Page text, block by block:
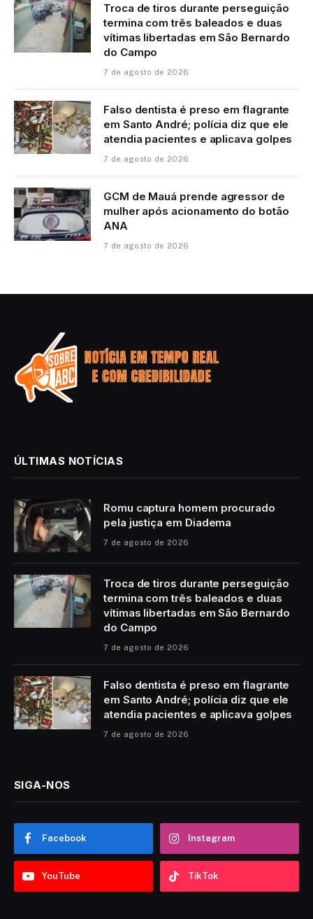
Troca de tiros durante perseguição
termina com três baleados e duas
vítimas libertadas em São Bernardo
do Campo
7 de agosto de 2026
Falso dentista é preso em flagrante
em Santo André; polícia diz que ele
atendia pacientes e aplicava golpes
7 de agosto de 2026
GCM de Mauá prende agressor de
mulher após acionamento do botão
ANA
7 de agosto de 2026
ÚLTIMAS NOTÍCIAS
Romu captura homem procurado
pela justiça em Diadema
7 de agosto de 2026
Troca de tiros durante perseguição
termina com três baleados e duas
vítimas libertadas em São Bernardo
do Campo
7 de agosto de 2026
Falso dentista é preso em flagrante
em Santo André; polícia diz que ele
atendia pacientes e aplicava golpes
7 de agosto de 2026
SIGA-NOS
Facebook Instagram
YouTube TikTok